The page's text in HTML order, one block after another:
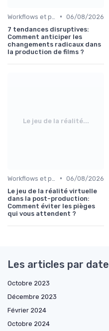
• 06/08/2026
7 tendances disruptives:
Comment anticiper les
changements radicaux dans
la production de films ?
Le jeu de la réalité...
• 06/08/2026
Le jeu de la réalité virtuelle
dans la post-production:
Comment éviter les pièges
qui vous attendent ?
Les articles par date
Octobre 2023
Décembre 2023
Février 2024
Octobre 2024